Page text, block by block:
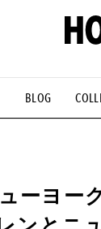
BLOG
#古着サミット
IT #AH.H
ーヨー